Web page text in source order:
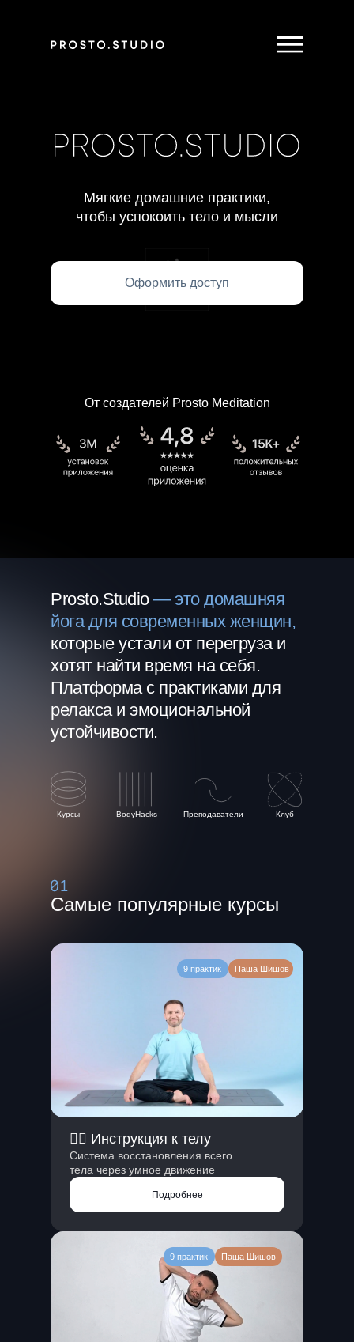
Мягкие домашние практики,
чтобы успокоить тело и мысли
Оформить доступ
От создателей Prosto Meditation
Клуб
Преподаватели
BodyHacks
Курсы
Prosto.Studio — это домашняя
йога для современных женщин,
которые устали от перегруза и
хотят найти время на себя.
Платформа с практиками для
релакса и эмоциональной
устойчивости.
❤️‍🔥 Инструкция к телу
Система восстановления всего
тела через умное движение
Подробнее
9 практик Паша Шишов
9 практик Паша Шишов
Самые популярные курсы